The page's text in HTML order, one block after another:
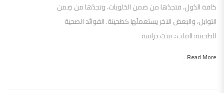
كافة الدُول، فتجدُها من ضمن الحَلويات، وتجدُها من ضِمن
التوابل، والبعض الآخر يستعملُها كطحينة. الفوائد الصحية
للطحينة: القلب:. بينت دراسة
Read More...